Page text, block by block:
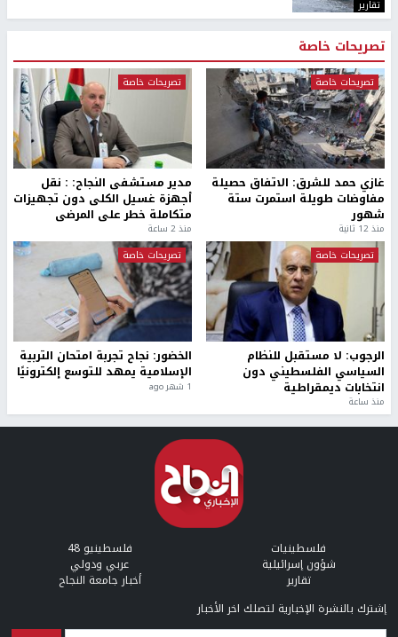
تقارير
تصريحات خاصة
تصريحات خاصة
غازي حمد للشرق: الاتفاق حصيلة
مفاوضات طويلة استمرت ستة
شهور
منذ 12 ثانية
تصريحات خاصة
مدير مستشفى النجاح: : نقل
أجهزة غسيل الكلى دون تجهيزات
متكاملة خطر على المرضى
منذ 2 ساعة
تصريحات خاصة
الرجوب: لا مستقبل للنظام
السياسي الفلسطيني دون
انتخابات ديمقراطية
منذ ساعة
تصريحات خاصة
الخضور: نجاح تجربة امتحان التربية
الإسلامية يمهد للتوسع إلكترونيًا
1 شهر ago
فلسطينيات فلسطينيو 48
شؤون إسرائيلية عربي ودولي
تقارير
أخبار جامعة النجاح
إشترك بالنشرة الإخبارية لتصلك اخر الأخبار